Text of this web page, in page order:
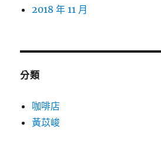
2018 年 11 月
分類
咖啡店
黃苡峻